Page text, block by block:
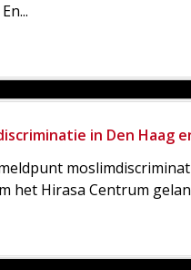
in Den Haag
het Hirasa Centrum